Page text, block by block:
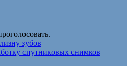
зубов
спутниковых снимков